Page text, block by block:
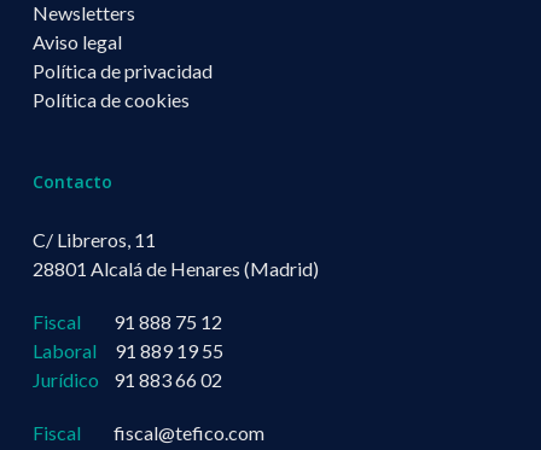
Newsletters
Aviso legal
Política de privacidad
Política de cookies
Contacto
C/ Libreros, 11
28801 Alcalá de Henares (Madrid)
Fiscal 91 888 75 12
Laboral 91 889 19 55
Jurídico 91 883 66 02
Fiscal fiscal@tefico.com